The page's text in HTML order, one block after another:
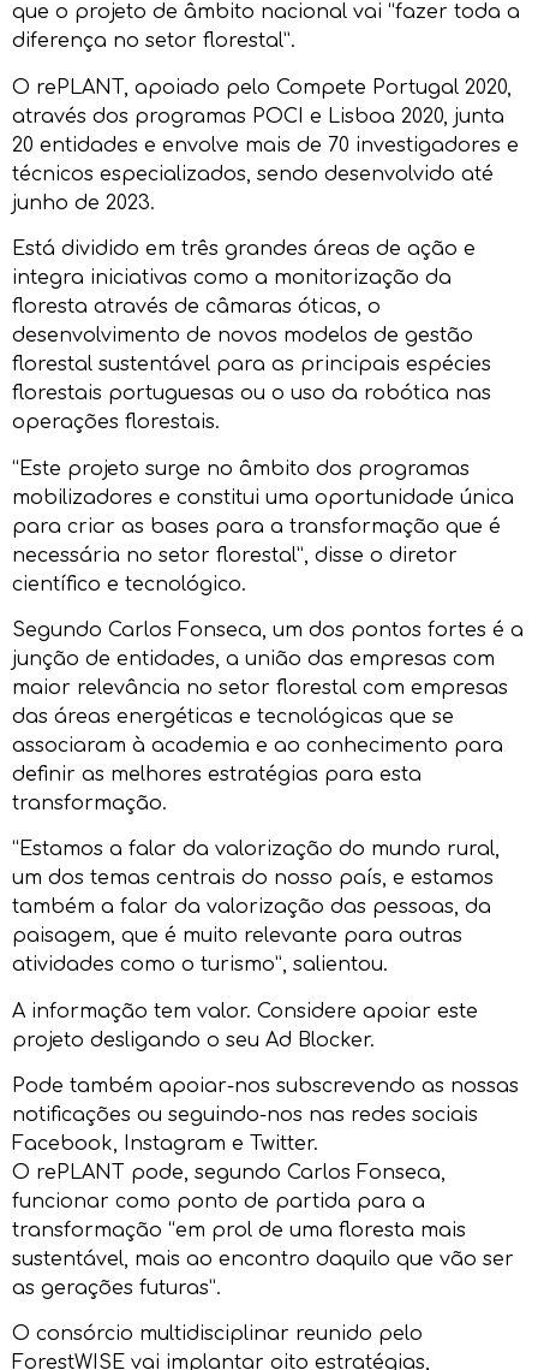
que o projeto de âmbito nacional vai “fazer toda a
diferença no setor florestal”.
O rePLANT, apoiado pelo Compete Portugal 2020,
através dos programas POCI e Lisboa 2020, junta
20 entidades e envolve mais de 70 investigadores e
técnicos especializados, sendo desenvolvido até
junho de 2023.
Está dividido em três grandes áreas de ação e
integra iniciativas como a monitorização da
floresta através de câmaras óticas, o
desenvolvimento de novos modelos de gestão
florestal sustentável para as principais espécies
florestais portuguesas ou o uso da robótica nas
operações florestais.
“Este projeto surge no âmbito dos programas
mobilizadores e constitui uma oportunidade única
para criar as bases para a transformação que é
necessária no setor florestal”, disse o diretor
científico e tecnológico.
Segundo Carlos Fonseca, um dos pontos fortes é a
junção de entidades, a união das empresas com
maior relevância no setor florestal com empresas
das áreas energéticas e tecnológicas que se
associaram à academia e ao conhecimento para
definir as melhores estratégias para esta
transformação.
“Estamos a falar da valorização do mundo rural,
um dos temas centrais do nosso país, e estamos
também a falar da valorização das pessoas, da
paisagem, que é muito relevante para outras
atividades como o turismo”, salientou.
A informação tem valor. Considere apoiar este
projeto desligando o seu Ad Blocker.
Pode também apoiar-nos subscrevendo as nossas
notificações ou seguindo-nos nas redes sociais
Facebook, Instagram e Twitter.
O rePLANT pode, segundo Carlos Fonseca,
funcionar como ponto de partida para a
transformação “em prol de uma floresta mais
sustentável, mais ao encontro daquilo que vão ser
as gerações futuras”.
O consórcio multidisciplinar reunido pelo
ForestWISE vai implantar oito estratégias,